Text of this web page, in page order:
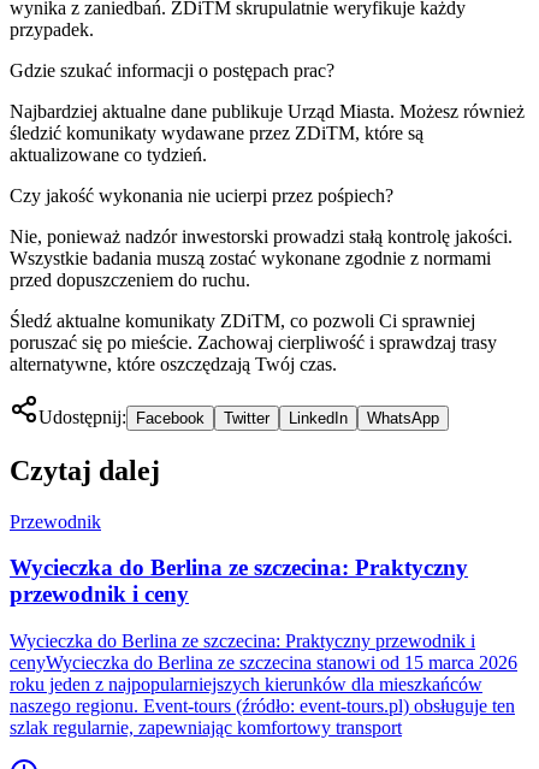
wynika z zaniedbań. ZDiTM skrupulatnie weryfikuje każdy
przypadek.
Gdzie szukać informacji o postępach prac?
Najbardziej aktualne dane publikuje Urząd Miasta. Możesz również
śledzić komunikaty wydawane przez ZDiTM, które są
aktualizowane co tydzień.
Czy jakość wykonania nie ucierpi przez pośpiech?
Nie, ponieważ nadzór inwestorski prowadzi stałą kontrolę jakości.
Wszystkie badania muszą zostać wykonane zgodnie z normami
przed dopuszczeniem do ruchu.
Śledź aktualne komunikaty ZDiTM, co pozwoli Ci sprawniej
poruszać się po mieście. Zachowaj cierpliwość i sprawdzaj trasy
alternatywne, które oszczędzają Twój czas.
Udostępnij: Facebook Twitter LinkedIn WhatsApp
Czytaj dalej
Przewodnik
Wycieczka do Berlina ze szczecina: Praktyczny
przewodnik i ceny
Wycieczka do Berlina ze szczecina: Praktyczny przewodnik i
cenyWycieczka do Berlina ze szczecina stanowi od 15 marca 2026
roku jeden z najpopularniejszych kierunków dla mieszkańców
naszego regionu. Event-tours (źródło: event-tours.pl) obsługuje ten
szlak regularnie, zapewniając komfortowy transport